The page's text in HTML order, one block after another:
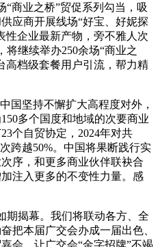
“商业之桥”贸促系列勾当，吸
应商开展线场“好宝、好妮探
性企业最新产物，旁不雅人次
将继续举办250余场“商业之
高档级套餐用户引流，帮力精
坚持不懈扩大高程度对外，
多个国度和地域的次要商业
个自贸协定，2024年对共
跨越50%。中国将果断践行实
序，和更多商业伙伴联袂合
注入更多的不变性力量。感
揭幕。我们将联动各方、全
把本届广交会办成一届出色、